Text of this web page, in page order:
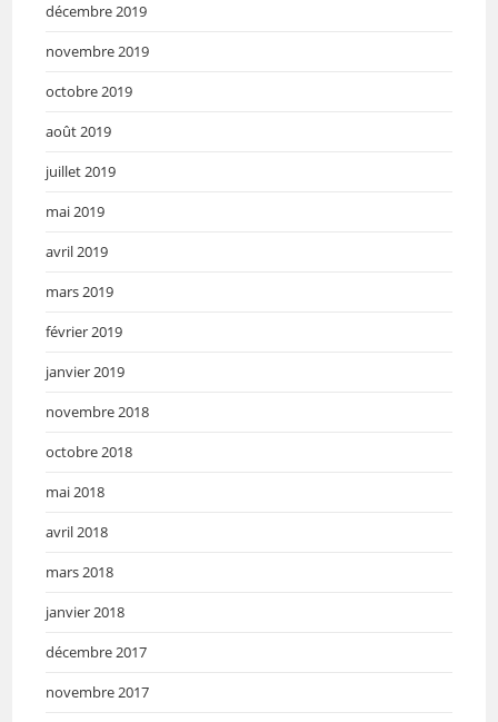
décembre 2019
novembre 2019
octobre 2019
août 2019
juillet 2019
mai 2019
avril 2019
mars 2019
février 2019
janvier 2019
novembre 2018
octobre 2018
mai 2018
avril 2018
mars 2018
janvier 2018
décembre 2017
novembre 2017